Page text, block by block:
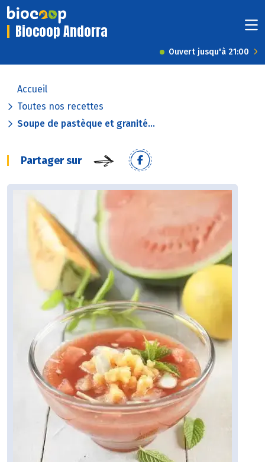
Biocoop Andorra
Ouvert jusqu'à 21:00
Accueil
Toutes nos recettes
Soupe de pastèque et granité...
Partager sur